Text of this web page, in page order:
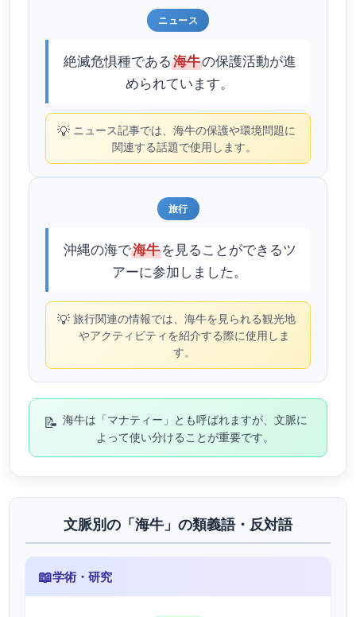
ニュース
絶滅危惧種である海牛の保護活動が進
められています。
💡 ニュース記事では、海牛の保護や環境問題に
関連する話題で使用します。
旅行
沖縄の海で海牛を見ることができるツ
アーに参加しました。
💡 旅行関連の情報では、海牛を見られる観光地
やアクティビティを紹介する際に使用しま
す。
📝 海牛は「マナティー」とも呼ばれますが、文脈に
よって使い分けることが重要です。
文脈別の「海牛」の類義語・反対語
📖学術・研究